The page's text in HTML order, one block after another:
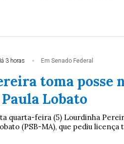
3 horas Em Senado Federal
toma posse
Lobato
quarta-feira (5) Lourdinha
(PSB-MA), que pediu licença